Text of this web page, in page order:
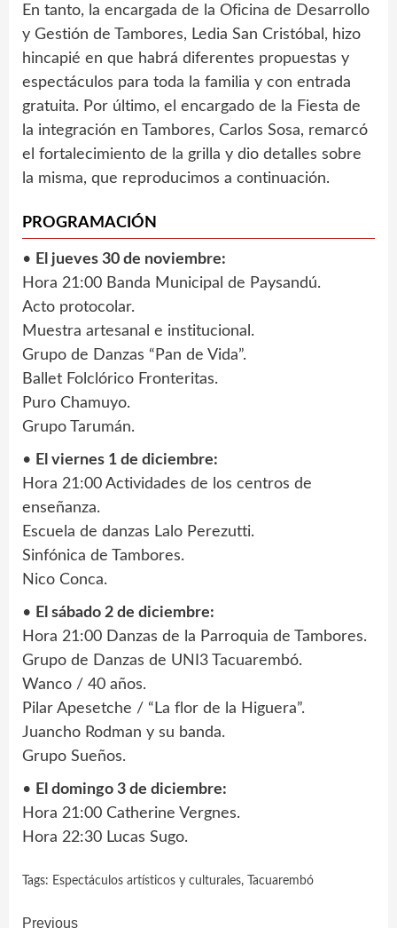
En tanto, la encargada de la Oficina de Desarrollo
y Gestión de Tambores, Ledia San Cristóbal, hizo
hincapié en que habrá diferentes propuestas y
espectáculos para toda la familia y con entrada
gratuita. Por último, el encargado de la Fiesta de
la integración en Tambores, Carlos Sosa, remarcó
el fortalecimiento de la grilla y dio detalles sobre
la misma, que reproducimos a continuación.
PROGRAMACIÓN
• El jueves 30 de noviembre:
Hora 21:00 Banda Municipal de Paysandú.
Acto protocolar.
Muestra artesanal e institucional.
Grupo de Danzas “Pan de Vida”.
Ballet Folclórico Fronteritas.
Puro Chamuyo.
Grupo Tarumán.
• El viernes 1 de diciembre:
Hora 21:00 Actividades de los centros de
enseñanza.
Escuela de danzas Lalo Perezutti.
Sinfónica de Tambores.
Nico Conca.
• El sábado 2 de diciembre:
Hora 21:00 Danzas de la Parroquia de Tambores.
Grupo de Danzas de UNI3 Tacuarembó.
Wanco / 40 años.
Pilar Apesetche / “La flor de la Higuera”.
Juancho Rodman y su banda.
Grupo Sueños.
• El domingo 3 de diciembre:
Hora 21:00 Catherine Vergnes.
Hora 22:30 Lucas Sugo.
Tags: Espectáculos artísticos y culturales, Tacuarembó
Previous